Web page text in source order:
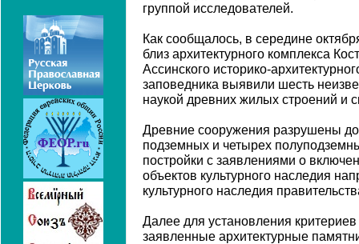
группой исследователей.
Как сообщалось, в середине
близ архитектурного комплекса
Ассинского историко-
заповедника выявили шесть
наукой древних жилых строений и
Древние сооружения разрушены до
подземных и четырех
постройки с заявлениями о
объектов культурного наследия
культурного наследия
Далее для установления критериев
заявленные архитектурные